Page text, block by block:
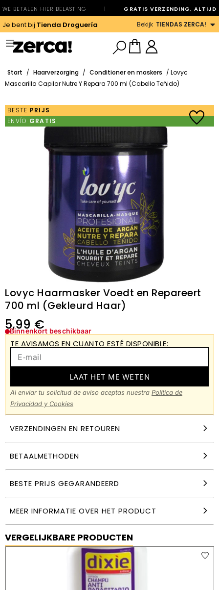
WE BETALEN HIER BELASTING | GRATIS VERZENDING, ALTIJD
Je bent bij Tienda Droguería Bekijk TIENDAS ZERCA!
Start / Haarverzorging / Conditioner en maskers / Lovyc
Mascarilla Capilar Nutre Y Repara 700 ml (Cabello Teñido)
BESTE PRIJS
ENVÍO GRATIS
Lovyc Haarmasker Voedt en Repareert
700 ml (Gekleurd Haar)
5,99 €
Binnenkort beschikbaar
TE AVISAMOS EN CUANTO ESTÉ DISPONIBLE:
LAAT HET ME WETEN
Al enviar tu solicitud de aviso aceptas nuestra Política de
Privacidad y Cookies
VERZENDINGEN EN RETOUREN
BETAALMETHODEN
BESTE PRIJS GEGARANDEERD
MEER INFORMATIE OVER HET PRODUCT
VERGELIJKBARE PRODUCTEN